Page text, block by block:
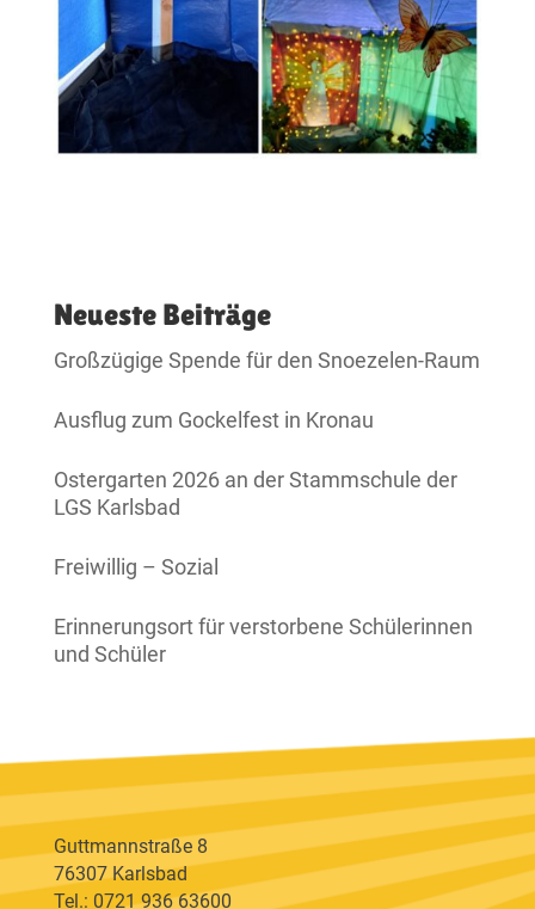
Neueste Beiträge
Großzügige Spende für den Snoezelen-Raum
Ausflug zum Gockelfest in Kronau
Ostergarten 2026 an der Stammschule der
LGS Karlsbad
Freiwillig – Sozial
Erinnerungsort für verstorbene Schülerinnen
und Schüler
Guttmannstraße 8
76307 Karlsbad
Tel.: 0721 936 63600